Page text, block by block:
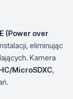
(Power over
eliminując
Kamera
MicroSDXC,